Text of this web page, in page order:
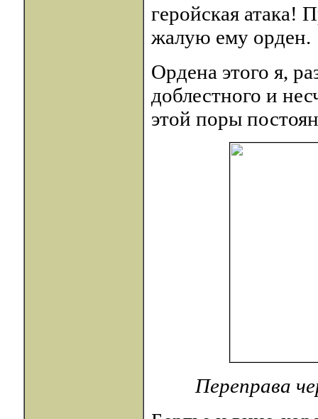
геройская атака!
жалую ему орден.
Ордена этого я,
доблестного и
этой поры
Переправа